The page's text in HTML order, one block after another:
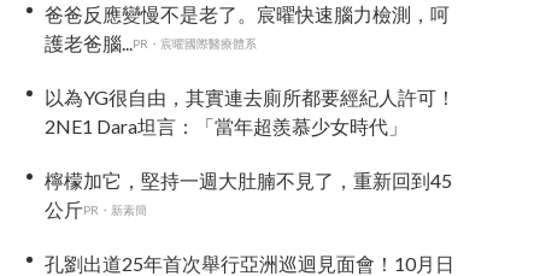
爸爸反應變慢不是老了。宸曜快速腦力檢測，呵
護老爸腦...PR・宸曜國際醫療體系
以為YG很自由，其實連去廁所都要經紀人許可！
2NE1 Dara坦言：「當年超羨慕少女時代」
檸檬加它，堅持一週大肚腩不見了，重新回到45
公斤PR・新素簡
孔劉出道25年首次舉行亞洲巡迴見面會！10月日